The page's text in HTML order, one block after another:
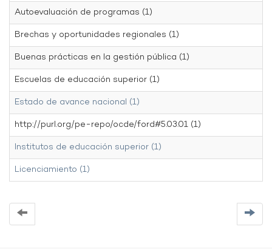
Autoevaluación de programas (1)
Brechas y oportunidades regionales (1)
Buenas prácticas en la gestión pública (1)
Escuelas de educación superior (1)
Estado de avance nacional (1)
http://purl.org/pe-repo/ocde/ford#5.03.01 (1)
Institutos de educación superior (1)
Licenciamiento (1)